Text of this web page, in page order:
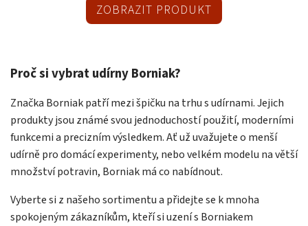
ZOBRAZIT PRODUKT
Proč si vybrat udírny Borniak?
Značka Borniak patří mezi špičku na trhu s udírnami. Jejich
produkty jsou známé svou jednoduchostí použití, moderními
funkcemi a precizním výsledkem. Ať už uvažujete o menší
udírně pro domácí experimenty, nebo velkém modelu na větší
množství potravin, Borniak má co nabídnout.
Vyberte si z našeho sortimentu a přidejte se k mnoha
spokojeným zákazníkům, kteří si uzení s Borniakem